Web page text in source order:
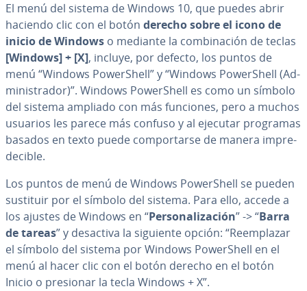
El menú del sistema de Windows 10, que puedes abrir
haciendo clic con el botón derecho sobre el icono de
inicio de Windows o mediante la co­m­bi­na­ción de teclas
[Windows] + [X], incluye, por defecto, los puntos de
menú “Windows Po­we­r­She­ll” y “Windows Po­we­r­She­ll (Ad­
mi­ni­s­tra­dor)”. Windows Po­we­r­She­ll es como un símbolo
del sistema ampliado con más funciones, pero a muchos
usuarios les parece más confuso y al ejecutar programas
basados en texto puede co­m­po­r­tar­se de manera im­pre­
de­ci­ble.
Los puntos de menú de Windows Po­we­r­She­ll se pueden
sustituir por el símbolo del sistema. Para ello, accede a
los ajustes de Windows en “Pe­r­so­na­li­za­ción” -> “Barra
de tareas” y desactiva la siguiente opción: “Re­em­pla­zar
el símbolo del sistema por Windows Po­we­r­She­ll en el
menú al hacer clic con el botón derecho en el botón
Inicio o presionar la tecla Windows + X”.